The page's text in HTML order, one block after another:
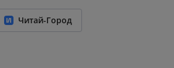
16
Читай-Город